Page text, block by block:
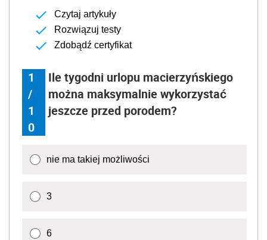
Czytaj artykuły
Rozwiązuj testy
Zdobądź certyfikat
1
/
1
0
Ile tygodni urlopu macierzyńskiego
można maksymalnie wykorzystać
jeszcze przed porodem?
nie ma takiej możliwości
3
6